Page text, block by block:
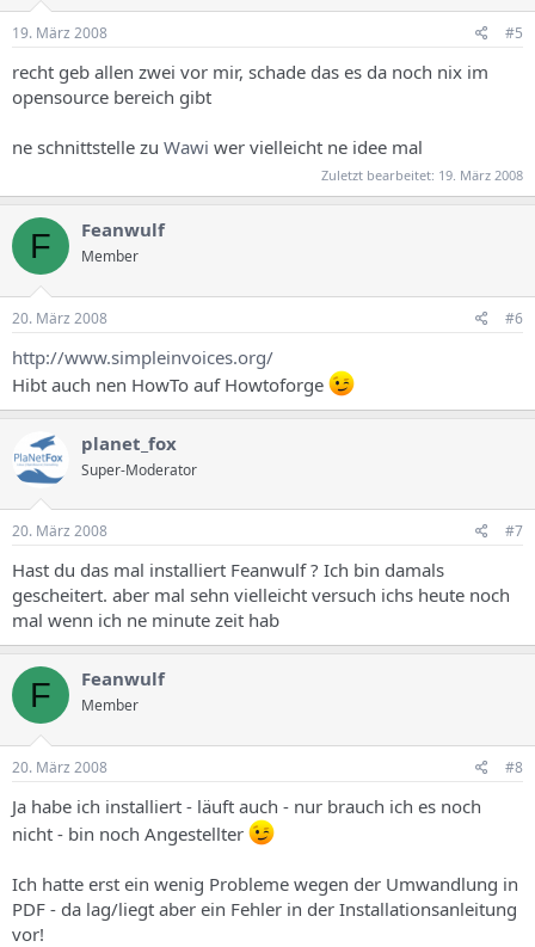
19. März 2008 #5
recht geb allen zwei vor mir, schade das es da noch nix im
opensource bereich gibt
ne schnittstelle zu Wawi wer vielleicht ne idee mal
Zuletzt bearbeitet: 19. März 2008
F Feanwulf
Member
20. März 2008 #6
http://www.simpleinvoices.org/
Hibt auch nen HowTo auf Howtoforge
planet_fox
Super-Moderator
20. März 2008 #7
Hast du das mal installiert Feanwulf ? Ich bin damals
gescheitert. aber mal sehn vielleicht versuch ichs heute noch
mal wenn ich ne minute zeit hab
F Feanwulf
Member
20. März 2008 #8
Ja habe ich installiert - läuft auch - nur brauch ich es noch
nicht - bin noch Angestellter
Ich hatte erst ein wenig Probleme wegen der Umwandlung in
PDF - da lag/liegt aber ein Fehler in der Installationsanleitung
vor!